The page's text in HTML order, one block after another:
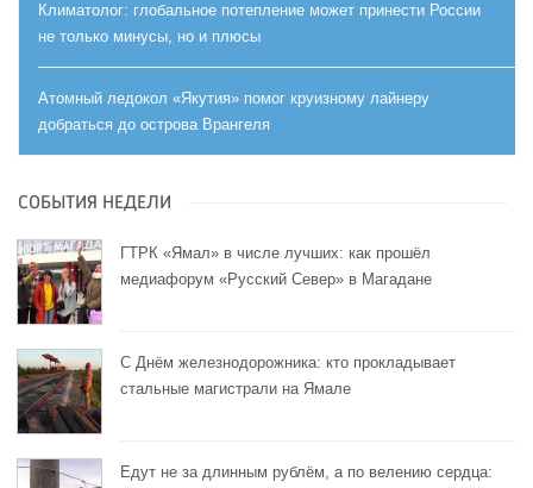
Климатолог: глобальное потепление может принести России
не только минусы, но и плюсы
Атомный ледокол «Якутия» помог круизному лайнеру
добраться до острова Врангеля
СОБЫТИЯ НЕДЕЛИ
ГТРК «Ямал» в числе лучших: как прошёл
медиафорум «Русский Север» в Магадане
С Днём железнодорожника: кто прокладывает
стальные магистрали на Ямале
Едут не за длинным рублём, а по велению сердца: